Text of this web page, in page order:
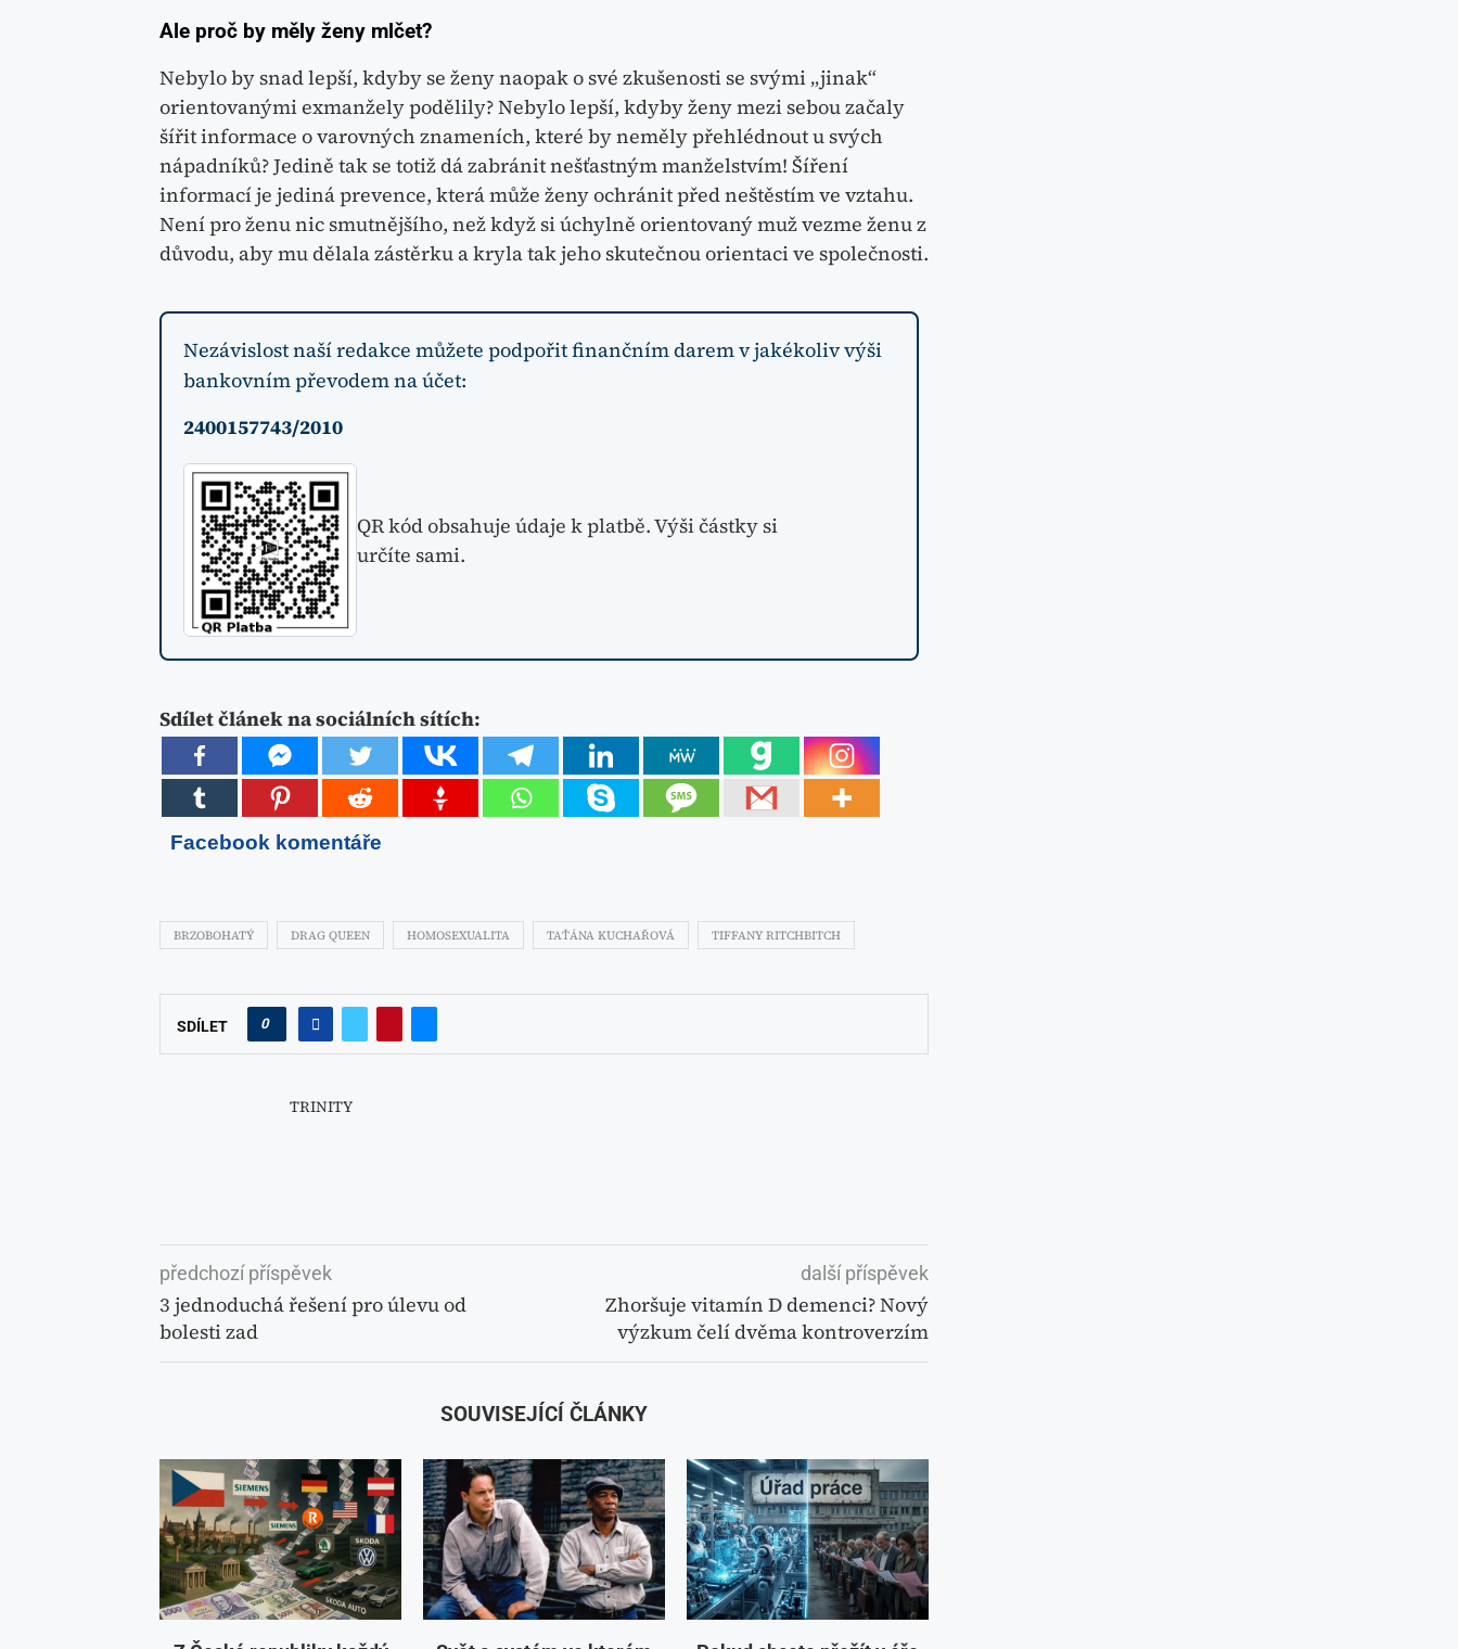
Ale proč by měly ženy mlčet?
Nebylo by snad lepší, kdyby se ženy naopak o své zkušenosti se svými „jinak“
orientovanými exmanžely podělily? Nebylo lepší, kdyby ženy mezi sebou začaly
šířit informace o varovných znameních, které by neměly přehlédnout u svých
nápadníků? Jedině tak se totiž dá zabránit nešťastným manželstvím! Šíření
informací je jediná prevence, která může ženy ochránit před neštěstím ve vztahu.
Není pro ženu nic smutnějšího, než když si úchylně orientovaný muž vezme ženu z
důvodu, aby mu dělala zástěrku a kryla tak jeho skutečnou orientaci ve společnosti.
Nezávislost naší redakce můžete podpořit finančním darem v jakékoliv výši
bankovním převodem na účet:
2400157743/2010
QR kód obsahuje údaje k platbě. Výši částky si
určíte sami.
Sdílet článek na sociálních sítích:
Facebook komentáře
BRZOBOHATÝ DRAG QUEEN HOMOSEXUALITA TAŤÁNA KUCHAŘOVÁ TIFFANY RITCHBITCH
SDÍLET 0
TRINITY
bolesti zad
výzkum čelí dvěma kontroverzím
SOUVISEJÍCÍ ČLÁNKY
Z České republiky každý
rok odchází stovky miliard
korun do zahraničí
Svět a systém ve kterém
žijeme je moderní věznice
„Shawshank“
Pokud chcete přežít v éře
AI a robotizace, tak musíte
začít myslet jako